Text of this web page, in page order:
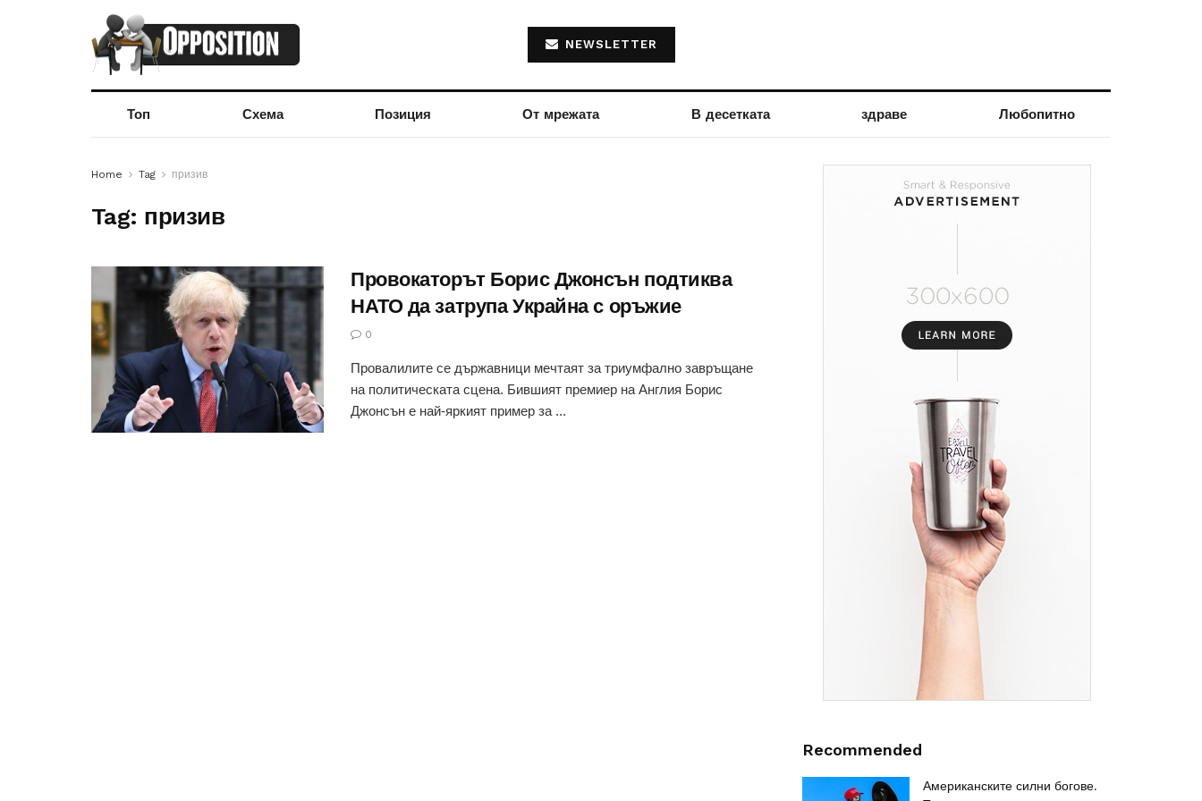
NEWSLETTER
Топ Схема Позиция От мрежата В десетката здраве Любопитно
Home Tag призив
Tag: призив
Провокаторът Борис Джонсън подтиква
НАТО да затрупа Украйна с оръжие
0
Провалилите се държавници мечтаят за триумфално завръщане
на политическата сцена. Бившият премиер на Англия Борис
Джонсън е най-яркият пример за ...
Recommended
Американските силни богове.